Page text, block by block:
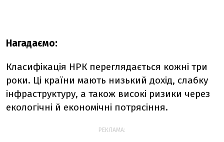
Нагадаємо:
Класифікація НРК переглядається кожні три
роки. Ці країни мають низький дохід, слабку
інфраструктуру, а також високі ризики через
екологічні й економічні потрясіння.
РЕКЛАМА: